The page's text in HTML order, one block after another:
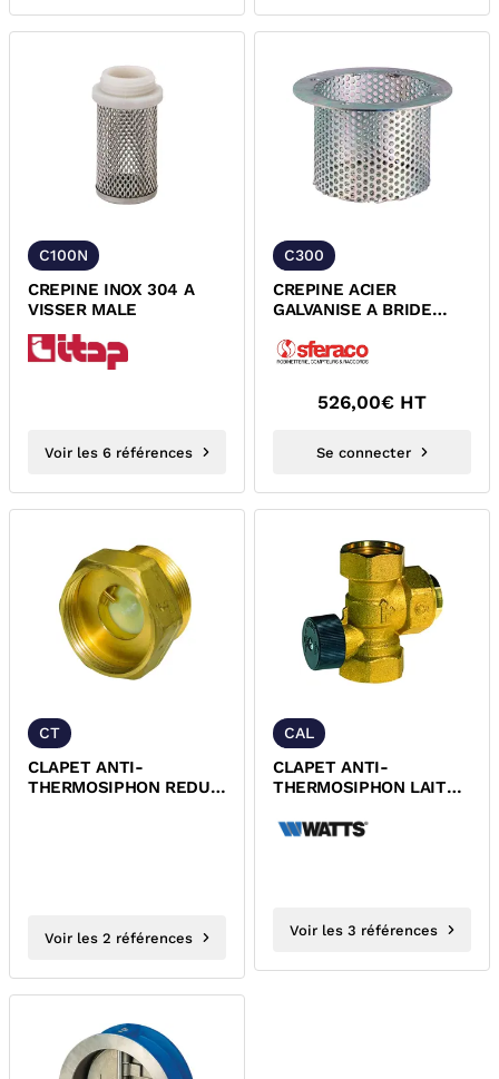
C100N
CREPINE INOX 304 A
VISSER MALE
Voir les 6 références
C300
CREPINE ACIER
GALVANISE A BRIDE
526,00€ HT
Se connecter
CT
CLAPET ANTI-
THERMOSIPHON REDUIT
Voir les 2 références
CAL
CLAPET ANTI-
THERMOSIPHON LAITON
DROIT OU EQUERRE
Voir les 3 références